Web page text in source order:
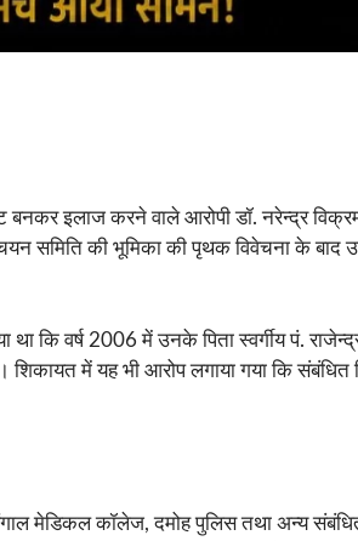
इलाज करने वाले आरोपी डॉ. नरेन्द्र
चयन समिति की भूमिका की पृथक विवेचना के
कि वर्ष 2006 में उनके पिता स्वर्गीय पं.
में यह भी आरोप लगाया गया कि
मेडिकल कॉलेज, दमोह पुलिस तथा अन्य